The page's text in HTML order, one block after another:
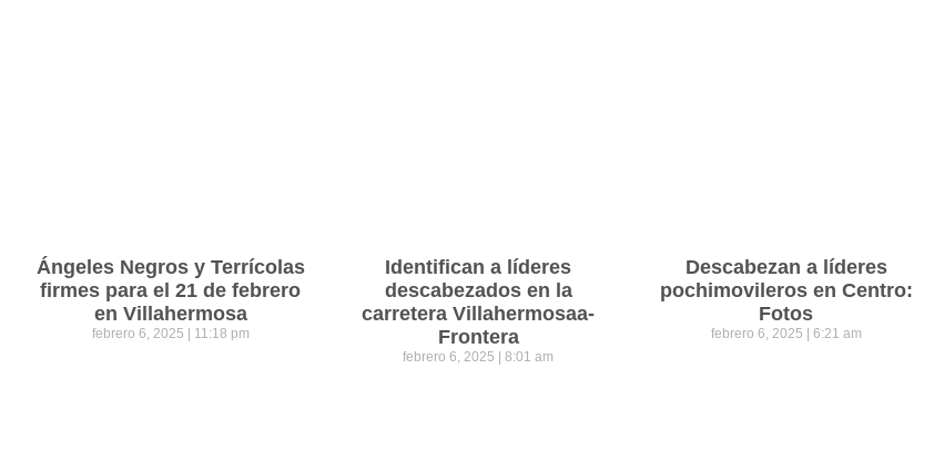
Ángeles Negros y Terrícolas
firmes para el 21 de febrero
en Villahermosa
febrero 6, 2025 11:18 pm
Identifican a líderes
descabezados en la
carretera Villahermosaa-
Frontera
febrero 6, 2025 8:01 am
Descabezan a líderes
pochimovileros en Centro:
Fotos
febrero 6, 2025 6:21 am